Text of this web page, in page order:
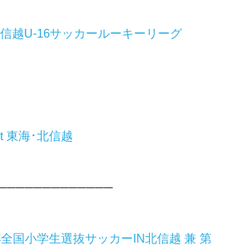
越U-16サッカールーキーリーグ
東海･北信越
─────────────
国小学生選抜サッカーIN北信越 兼 第